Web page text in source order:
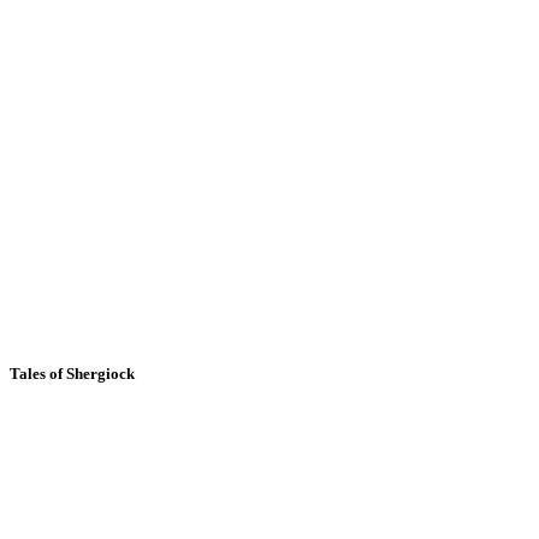
Tales of Shergiock